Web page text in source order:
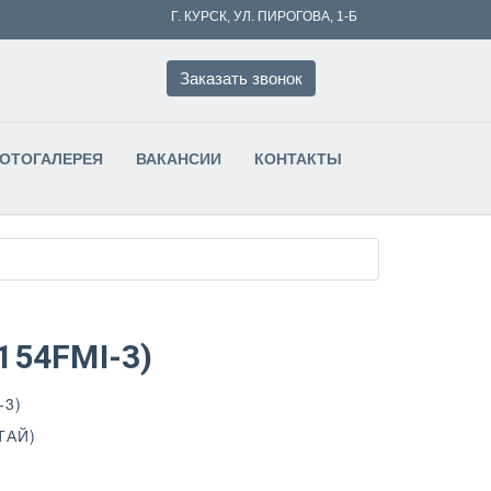
Г. КУРСК, УЛ. ПИРОГОВА, 1-Б
Заказать звонок
ВАКАНСИИ КОНТАКТЫ
3)